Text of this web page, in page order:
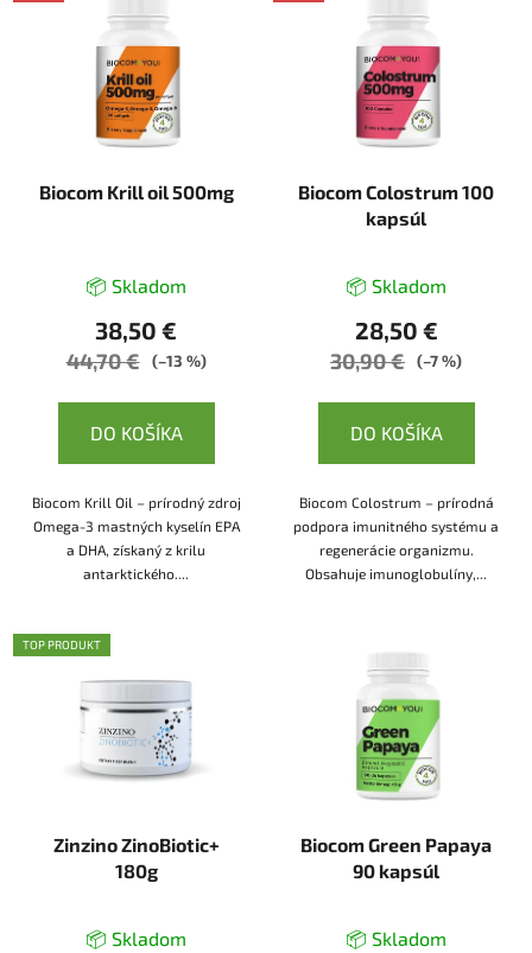
Biocom Krill oil 500mg
📦 Skladom
38,50 €
44,70 € (–13 %)
DO KOŠÍKA
Biocom Krill Oil – prírodný zdroj
Omega-3 mastných kyselín EPA
a DHA, získaný z krilu
antarktického....
Biocom Colostrum 100
kapsúl
📦 Skladom
28,50 €
30,90 € (–7 %)
DO KOŠÍKA
Biocom Colostrum – prírodná
podpora imunitného systému a
regenerácie organizmu.
Obsahuje imunoglobulíny,...
TOP PRODUKT
Zinzino ZinoBiotic+
180g
📦 Skladom
Biocom Green Papaya
90 kapsúl
📦 Skladom